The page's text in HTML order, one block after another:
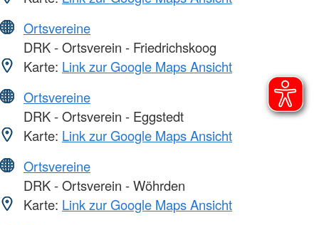
Ortsvereine
DRK - Ortsverein - Friedrichskoog
Karte: Link zur Google Maps Ansicht
Ortsvereine
DRK - Ortsverein - Eggstedt
Karte: Link zur Google Maps Ansicht
Ortsvereine
DRK - Ortsverein - Wöhrden
Karte: Link zur Google Maps Ansicht